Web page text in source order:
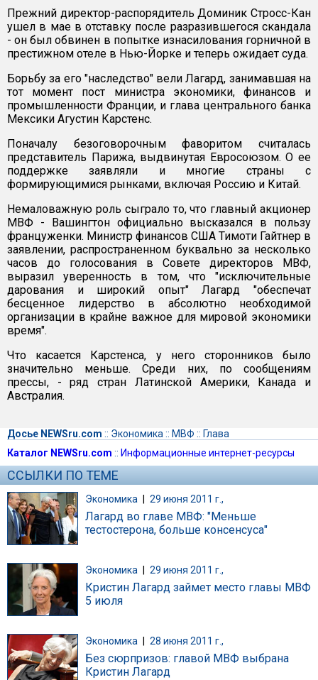
Прежний директор-распорядитель Доминик Стросс-Кан
ушел в мае в отставку после разразившегося скандала
- он был обвинен в попытке изнасилования горничной в
престижном отеле в Нью-Йорке и теперь ожидает суда.
Борьбу за его "наследство" вели Лагард, занимавшая на
тот момент пост министра экономики, финансов и
промышленности Франции, и глава центрального банка
Мексики Агустин Карстенс.
Поначалу безоговорочным фаворитом считалась
представитель Парижа, выдвинутая Евросоюзом. О ее
поддержке заявляли и многие страны с
формирующимися рынками, включая Россию и Китай.
Немаловажную роль сыграло то, что главный акционер
МВФ - Вашингтон официально высказался в пользу
француженки. Министр финансов США Тимоти Гайтнер в
заявлении, распространенном буквально за несколько
часов до голосования в Совете директоров МВФ,
выразил уверенность в том, что "исключительные
дарования и широкий опыт" Лагард "обеспечат
бесценное лидерство в абсолютно необходимой
организации в крайне важное для мировой экономики
время".
Что касается Карстенса, у него сторонников было
значительно меньше. Среди них, по сообщениям
прессы, - ряд стран Латинской Америки, Канада и
Австралия.
Досье NEWSru.com :: Экономика :: МВФ :: Глава
Каталог NEWSru.com :: Информационные интернет-ресурсы
ССЫЛКИ ПО ТЕМЕ
Экономика | 29 июня 2011 г.,
Лагард во главе МВФ: "Меньше
тестостерона, больше консенсуса"
Экономика 29 июня 2011 г.,
Кристин Лагард займет место главы МВФ
5 июля
Экономика 28 июня 2011 г.,
Без сюрпризов: главой МВФ выбрана
Кристин Лагард